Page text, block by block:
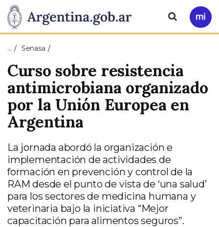
Presidencia
de
la
Nación
Pasar al contenido principal
Ir
a
Buscar
… Senasa
Curso sobre resistencia
antimicrobiana organizado
por la Unión Europea en
Argentina
La jornada abordó la organización e
implementación de actividades de
formación en prevención y control de la
RAM desde el punto de vista de ‘una salud’
para los sectores de medicina humana y
veterinaria bajo la iniciativa “Mejor
capacitación para alimentos seguros”.